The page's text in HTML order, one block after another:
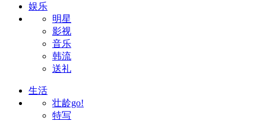
娱乐
明星
影视
音乐
韩流
送礼
生活
壮龄go!
特写